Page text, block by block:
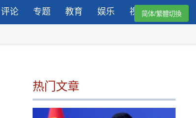
评论 专题 教育 娱乐 视频简体/繁體切換
热门文章